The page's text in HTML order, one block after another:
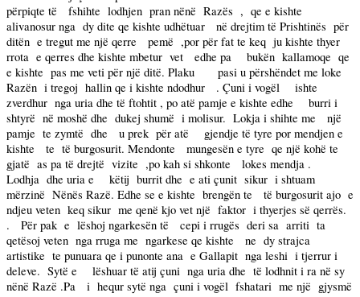
përpiqte të
fshihte lodhjen pran nënë Razës , qe e kishte
alivanosur nga dy dite qe kishte udhëtuar në drejtim të Prishtinës për
ditën e tregut me një qerre pemë ,por për fat te keq ju kishte thyer
rrota e qerres dhe kishte mbetur vet edhe pa bukën kallamoqe qe
e kishte pas me veti për një ditë. Plaku
pasi u përshëndet me loke
Razën i tregoj hallin qe i kishte ndodhur . Çuni i vogël
ishte
zverdhur nga uria dhe të ftohtit , po atë pamje e kishte edhe
burri i
shtyrë në moshë dhe dukej shumë i molisur. Lokja i shihte me
një
pamje te zymtë dhe u prek për atë
gjendje të tyre por mendjen e
kishte
te të burgosurit. Mendonte mungesën e tyre qe një kohë te
gjatë as pa të drejtë vizite ,po kah si shkonte
lokes mendja .
Lodhja dhe uria e këtij burrit dhe e ati çunit sikur i shtuam
mërzinë Nënës Razë. Edhe se e kishte brengën te të burgosurit ajo e
ndjeu veten keq sikur me qenë kjo vet një faktor i thyerjes së qerrës.
.
Për pak e lëshoj ngarkesën të cepi i rrugës deri sa arriti ta
qetësoj veten nga rruga me ngarkese qe kishte ne dy strajca
artistike te punuara qe i punonte ana e Gallapit nga leshi i tjerrur i
deleve. Sytë e lëshuar të atij çuni nga uria dhe të lodhnit i ra në sy
nënë Razë .Pa
i hequr sytë nga çuni i vogël fshatari me një gjysmë